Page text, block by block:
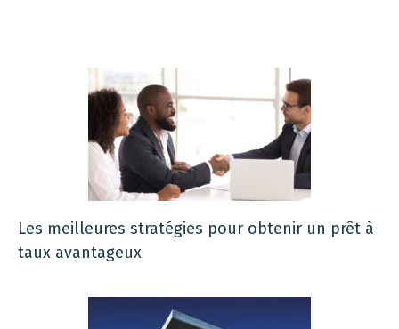
Les meilleures stratégies pour obtenir un prêt à
taux avantageux